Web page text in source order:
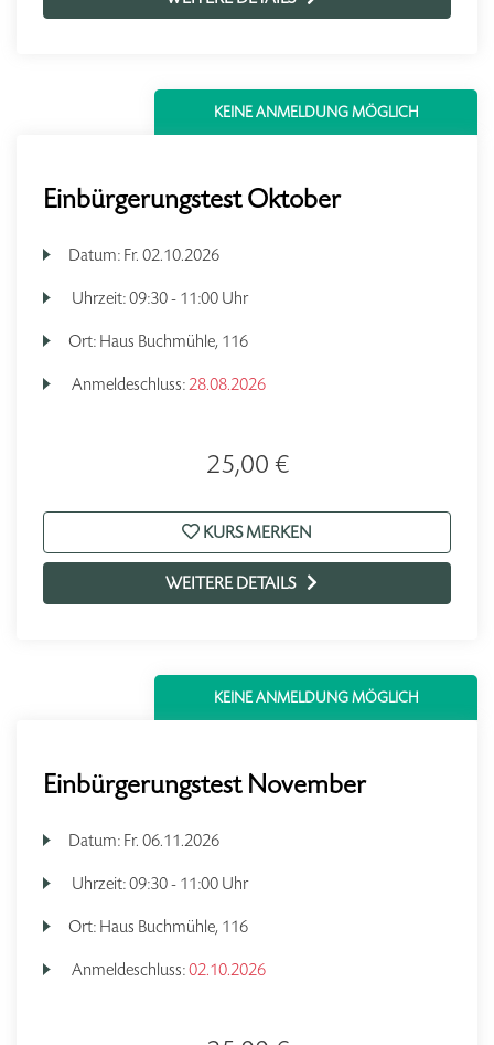
KEINE ANMELDUNG MÖGLICH
Einbürgerungstest Oktober
Datum: Fr. 02.10.2026
Uhrzeit:09:30 - 11:00 Uhr
Ort: Haus Buchmühle, 116
Anmeldeschluss:28.08.2026
25,00 €
KURS MERKEN
WEITERE DETAILS
KEINE ANMELDUNG MÖGLICH
Einbürgerungstest November
Datum: Fr. 06.11.2026
Uhrzeit:09:30 - 11:00 Uhr
Ort: Haus Buchmühle, 116
Anmeldeschluss:02.10.2026